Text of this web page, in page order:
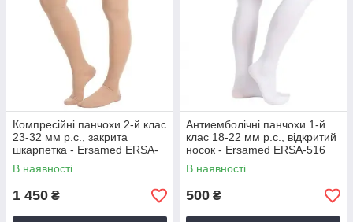
допоможуть вам визначити потрібний клас компресії та
модель, які відповідають вашим індивідуальним
потребам і стану здоров'я.
Ersamed
пропонує якісні компресійні панчохи
першого та другого класів компресії, які можуть бути
важливим елементом для підтримки здоров'я ваших ніг і
попередження венозних захворювань.
Компресійні панчохи 2-й клас
23-32 мм р.с., закрита
шкарпетка - Ersamed ERSA-
510
В наявності
1 450 ₴
Антиемболічні панчохи 1-й
клас 18-22 мм р.с., відкритий
носок - Ersamed ERSA-516
В наявності
500 ₴